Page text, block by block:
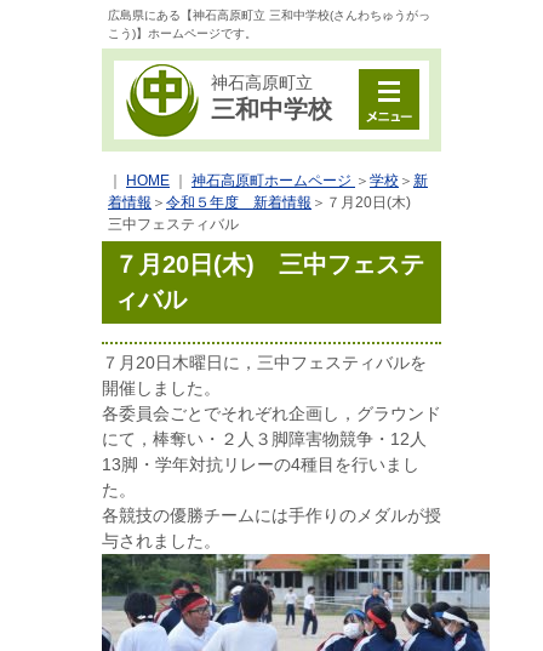
広島県にある【神石高原町立 三和中学校(さんわちゅうがっ
こう)】ホームページです。
神石高原町立
三和中学校
HOME 神石高原町ホームページ ＞ 学校 ＞ 新
着情報 ＞ 令和５年度 新着情報 ＞ ７月20日(木)
三中フェスティバル
７月20日(木) 三中フェステ
ィバル
７月20日木曜日に，三中フェスティバルを
開催しました。
各委員会ごとでそれぞれ企画し，グラウンド
にて，棒奪い・２人３脚障害物競争・12人
13脚・学年対抗リレーの4種目を行いまし
た。
各競技の優勝チームには手作りのメダルが授
与されました。